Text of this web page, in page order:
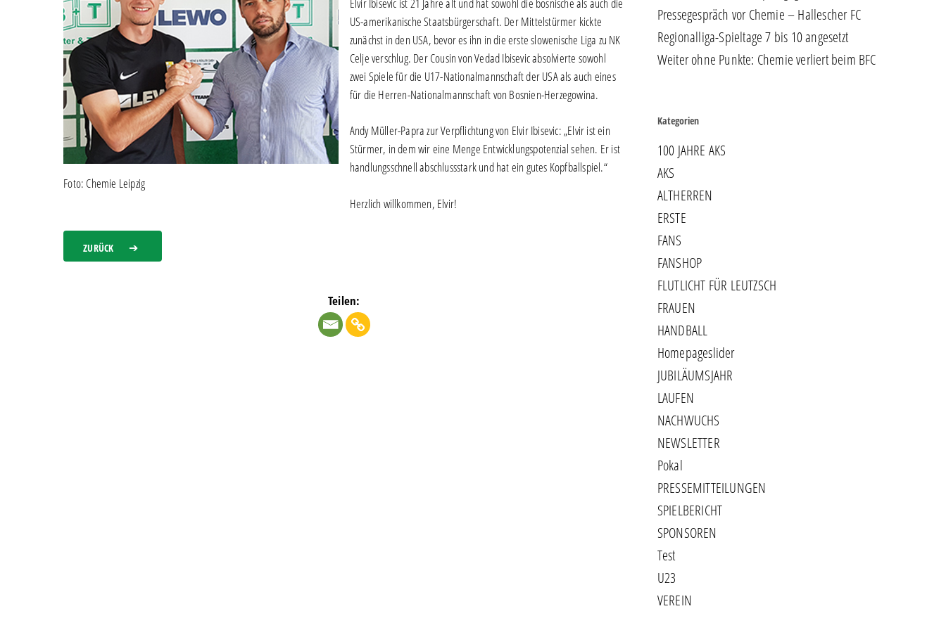
Foto: Chemie Leipzig
US-amerikanische Staatsbürgerschaft. Der Mittelstürmer kickte
zunächst in den USA, bevor es ihn in die erste slowenische Liga zu NK
Celje verschlug. Der Cousin von Vedad Ibisevic absolvierte sowohl
zwei Spiele für die U17-Nationalmannschaft der USA als auch eines
für die Herren-Nationalmannschaft von Bosnien-Herzegowina.
Andy Müller-Papra zur Verpflichtung von Elvir Ibisevic: „Elvir ist ein
Stürmer, in dem wir eine Menge Entwicklungspotenzial sehen. Er ist
handlungsschnell abschlussstark und hat ein gutes Kopfballspiel.“
Herzlich willkommen, Elvir!
ZURÜCK
Teilen:
Pressegespräch vor Chemie – Hallescher FC
Regionalliga-Spieltage 7 bis 10 angesetzt
Weiter ohne Punkte: Chemie verliert beim BFC
Kategorien
100 JAHRE AKS
AKS
ALTHERREN
ERSTE
FANS
FANSHOP
FLUTLICHT FÜR LEUTZSCH
FRAUEN
HANDBALL
Homepageslider
JUBILÄUMSJAHR
LAUFEN
NACHWUCHS
NEWSLETTER
Pokal
PRESSEMITTEILUNGEN
SPIELBERICHT
SPONSOREN
Test
U23
VEREIN